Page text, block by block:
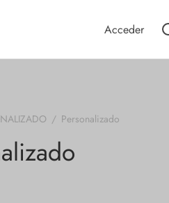
Acceder
/ Personalizado